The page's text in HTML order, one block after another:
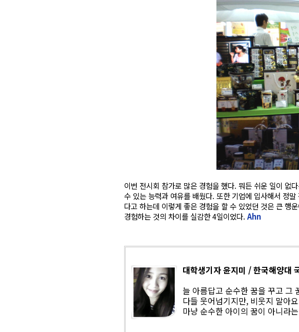
이번 전시회 참가로 많은 경험을 했다. 뭐든 쉬운 일이 없
수 있는 능력과 여유를 배웠다. 또한 기업에 입사해서 정
다고 하는데 이렇게 좋은 경험을 할 수 있었던 것은 큰 행
경험하는 것의 차이를 실감한 4일이었다. Ahn
대학생기자 윤지미 / 한국해양대
늘 아름답고 순수한 꿈을 꾸고 그
다들 웃어넘기지만, 비웃지 말아
마냥 순수한 아이의 꿈이 아니라